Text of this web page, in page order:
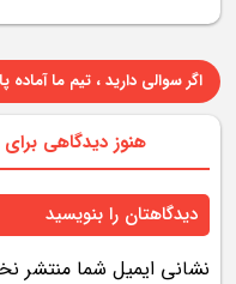
اگر سوالی دارید ، تیم ما
هنوز دیدگاهی
دیدگاهتان را بنویسید
نشانی ایمیل شما منتشر